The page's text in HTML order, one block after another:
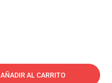
AÑADIR AL CARRITO